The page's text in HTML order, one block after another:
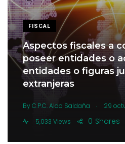
FISCAL
Aspectos fiscales a
poseer entidades o
entidades o figuras
extranjeras
By C.P.C. Aldo Saldaña . 29
5,033 Views
Shares
0